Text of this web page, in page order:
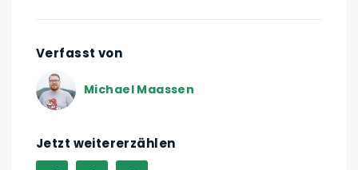
Verfasst von
Michael Maassen
Jetzt weitererzählen